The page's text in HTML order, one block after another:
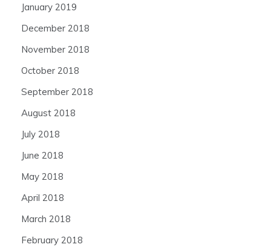
January 2019
December 2018
November 2018
October 2018
September 2018
August 2018
July 2018
June 2018
May 2018
April 2018
March 2018
February 2018